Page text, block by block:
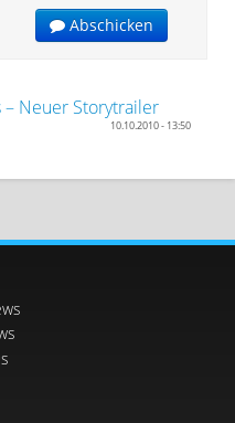
Abschicken
– Neuer Storytrailer
10.10.2010 - 13:50